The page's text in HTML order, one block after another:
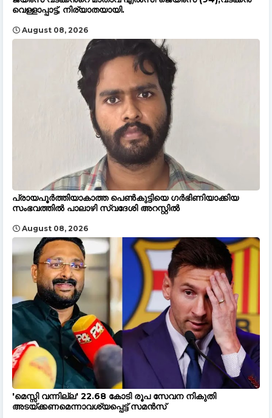
വെള്ളാപ്പാട്ട്, നിര്യാതയായി.
August 08, 2026
പ്രായപൂർത്തിയാകാത്ത പെൺകുട്ടിയെ ഗർഭിണിയാക്കിയ
സംഭവത്തിൽ പാലാഴി സ്വദേശി അറസ്റ്റിൽ
August 08, 2026
'മെസ്സി വന്നില്ല' 22.68 കോടി രൂപ സേവന നികുതി
അടയ്ക്കണമെന്നാവശ്യപ്പെട്ട് സമൻസ്